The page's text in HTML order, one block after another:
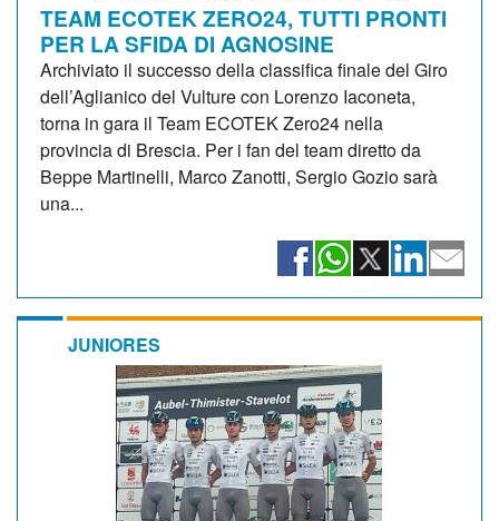
TEAM ECOTEK ZERO24, TUTTI PRONTI
PER LA SFIDA DI AGNOSINE
Archiviato il successo della classifica finale del Giro
dell’Aglianico del Vulture con Lorenzo Iaconeta,
torna in gara il Team ECOTEK Zero24 nella
provincia di Brescia. Per i fan del team diretto da
Beppe Martinelli, Marco Zanotti, Sergio Gozio sarà
una...
JUNIORES